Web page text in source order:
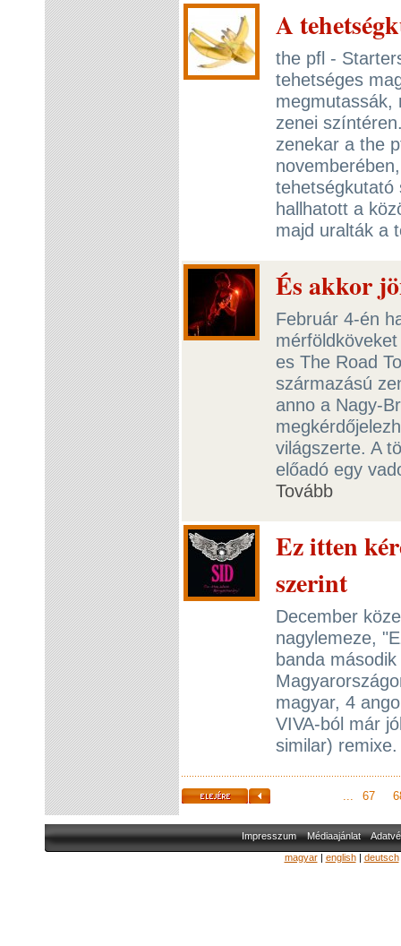
A
the pfl -
tehetséges
megmutassák,
zenei
zenekar a the
tehetségkutató
hallhatott a
majd uralták a
És akkor
Február 4-én
es The Road
származású
anno a Nagy-
világszerte. A
előadó egy
Tovább
Ez itten
szerint
December
nagylemeze,
banda
magyar, 4
VIVA-ból már
similar)
... 67
Impresszum Médiaajánlat
magyar| english| deutsch